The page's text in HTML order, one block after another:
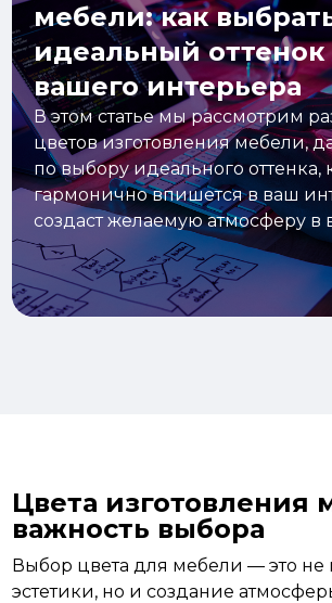
мебели: как
идеальный
вашего интерьера
В этом статье мы рассмотрим
цветов изготовления мебели,
по выбору идеального оттенка,
гармонично впишется в ваш
создаст желаемую атмосферу
Цвета изготовления
важность выбора
Выбор цвета для мебели — это не
эстетики, но и создание